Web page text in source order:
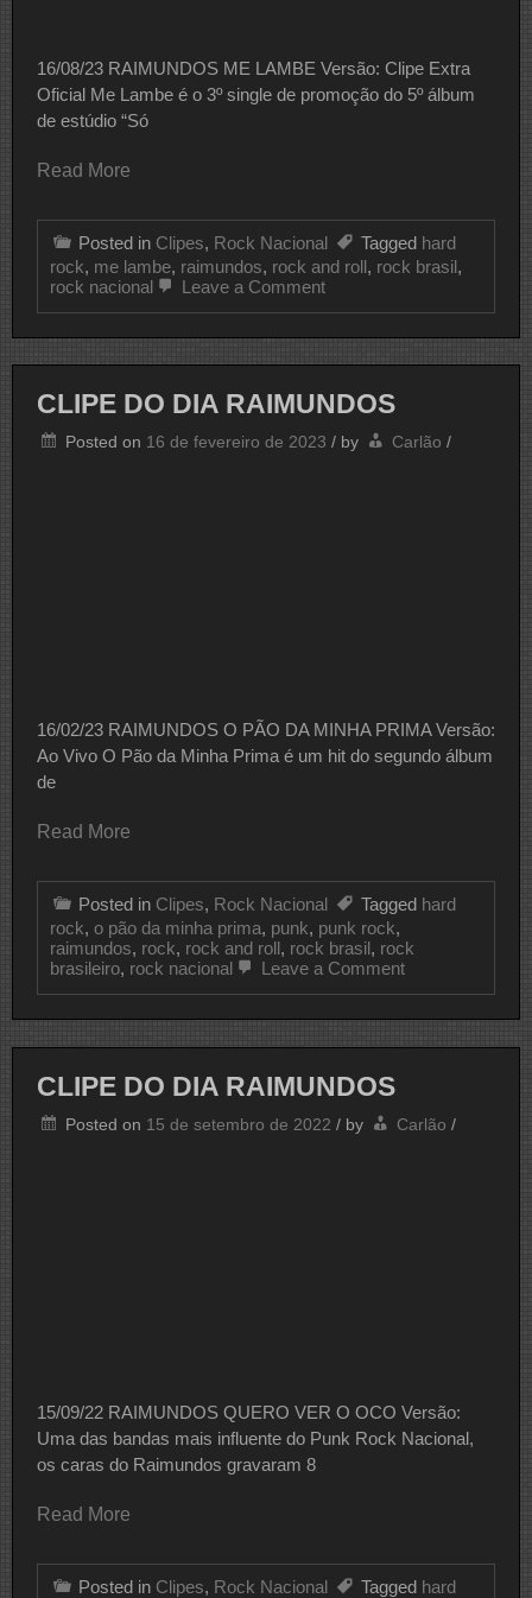
16/08/23 RAIMUNDOS ME LAMBE Versão: Clipe Extra
Oficial Me Lambe é o 3º single de promoção do 5º álbum
de estúdio “Só
Read More
Posted in Clipes, Rock Nacional Tagged hard
rock, me lambe, raimundos, rock and roll, rock brasil,
rock nacional
Leave a Commenton
RAIMUNDOS
CLIPE DO DIA RAIMUNDOS
Posted on 16 de fevereiro de 2023 / by Carlão /
16/02/23 RAIMUNDOS O PÃO DA MINHA PRIMA Versão:
Ao Vivo O Pão da Minha Prima é um hit do segundo álbum
de
Read More
Posted in Clipes, Rock Nacional Tagged hard
rock, o pão da minha prima, punk, punk rock,
raimundos, rock, rock and roll, rock brasil, rock
brasileiro, rock nacional Leave a Commenton
RAIMUNDOS
CLIPE DO DIA RAIMUNDOS
Posted on 15 de setembro de 2022 / by Carlão /
15/09/22 RAIMUNDOS QUERO VER O OCO Versão:
Uma das bandas mais influente do Punk Rock Nacional,
os caras do Raimundos gravaram 8
Read More
Posted in Clipes, Rock Nacional Tagged hard